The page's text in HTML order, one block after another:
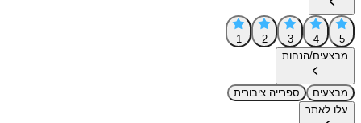
5
4
3
2
1
מבצעים/הנחות
מבצעים
ספרייה ציבורית
עלו לאתר